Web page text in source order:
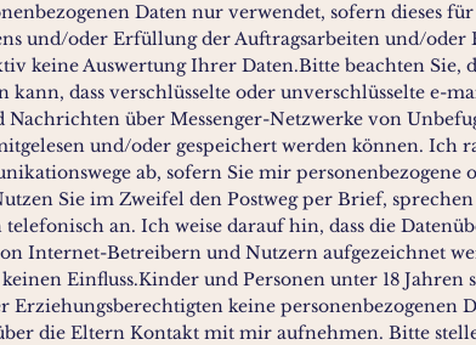
Daten nur verwendet, sofern dieses
und/oder Erfüllung der Auftragsarbeiten und/oder
keine Auswertung Ihrer Daten.Bitte beachten Sie,
kann, dass verschlüsselte oder unverschlüsselte e-
über Messenger-Netzwerke von
und/oder gespeichert werden können. Ich
ab, sofern Sie mir personenbezogene
Sie im Zweifel den Postweg per Brief,
an. Ich weise darauf hin, dass die
Internet-Betreibern und Nutzern aufgezeichnet
Einfluss.Kinder und Personen unter 18 Jahren
keine personenbezogenen
die Eltern Kontakt mit mir aufnehmen. Bitte